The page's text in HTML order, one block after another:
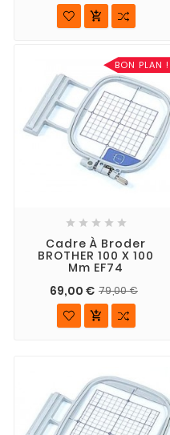

BON PLAN !
    
Cadre À Broder
BROTHER 100 X 100
Mm EF74
69,00 € 79,00 €
